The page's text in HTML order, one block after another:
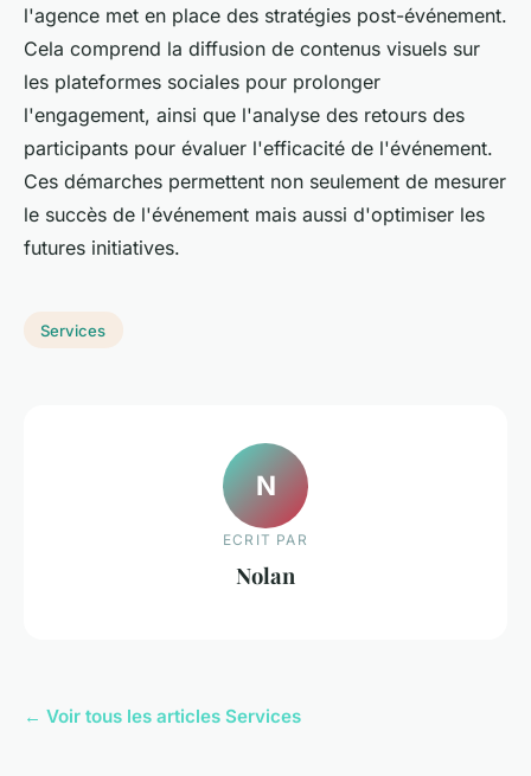
l'agence met en place des stratégies post-événement.
Cela comprend la diffusion de contenus visuels sur
les plateformes sociales pour prolonger
l'engagement, ainsi que l'analyse des retours des
participants pour évaluer l'efficacité de l'événement.
Ces démarches permettent non seulement de mesurer
le succès de l'événement mais aussi d'optimiser les
futures initiatives.
Services
N
ECRIT PAR
Nolan
← Voir tous les articles Services